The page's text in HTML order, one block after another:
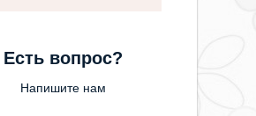
Есть вопрос?
Напишите нам